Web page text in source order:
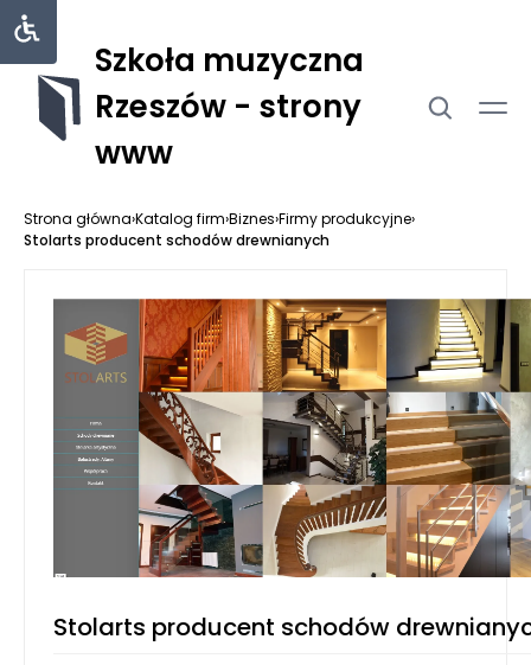
Szkoła muzyczna
Rzeszów - strony
www
Strona główna›Katalog firm›Biznes›Firmy produkcyjne›
Stolarts producent schodów drewnianych
Stolarts producent schodów